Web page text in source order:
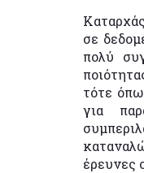
σε
πολύ
τότε
για
έρευνες